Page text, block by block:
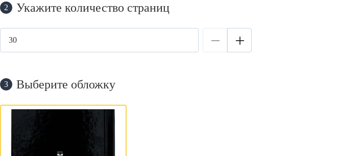
2 Укажите количество страниц
3 Выберите обложку